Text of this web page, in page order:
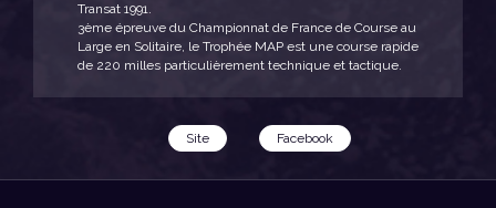
Transat 1991.
3ème épreuve du Championnat de France de Course au
Large en Solitaire, le Trophée MAP est une course rapide
de 220 milles particulièrement technique et tactique.
Site Facebook